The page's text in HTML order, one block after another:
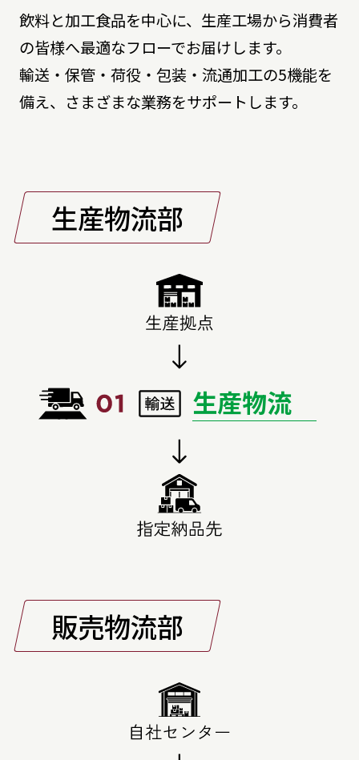
飲料と加工食品を中心に、生産工場から消費者
の皆様へ最適なフローでお届けします。
輸送・保管・荷役・包装・流通加工の5機能を
備え、さまざまな業務をサポートします。
生産物流部
生産物流
販売物流部